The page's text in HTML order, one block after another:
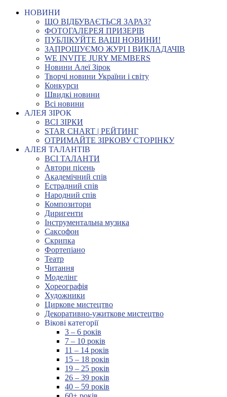
НОВИНИ
ЩО ВІДБУВАЄТЬСЯ ЗАРАЗ?
ФОТОГАЛЕРЕЯ ПРИЗЕРІВ
ПУБЛІКУЙТЕ ВАШІ НОВИНИ!
ЗАПРОШУЄМО ЖУРІ І ВИКЛАДАЧІВ
WE INVITE JURY MEMBERS
Новини Алеї Зірок
Творчі новини України і світу
Конкурси
Швидкі новини
Всі новини
АЛЕЯ ЗІРОК
ВСІ ЗІРКИ
STAR CHART | РЕЙТИНГ
ОТРИМАЙТЕ ЗІРКОВУ СТОРІНКУ
АЛЕЯ ТАЛАНТІВ
ВСІ ТАЛАНТИ
Автори пісень
Академічний спів
Естрадний спів
Народний спів
Композитори
Диригенти
Інструментальна музика
Саксофон
Скрипка
Фортепіано
Театр
Читання
Моделінг
Хореографія
Художники
Циркове мистецтво
Декоративно-ужиткове мистецтво
Вікові категорії
3 – 6 років
7 – 10 років
11 – 14 років
15 – 18 років
19 – 25 років
26 – 39 років
40 – 59 років